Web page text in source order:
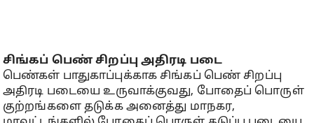
சிங்கப் பெண் சிறப்பு அதிரடி படை
பெண்கள் பாதுகாப்புக்காக சிங்கப் பெண் சிறப்பு
அதிரடி படையை உருவாக்குவது, போதைப் பொருள்
குற்றங்களை தடுக்க அனைத்து மாநகர,